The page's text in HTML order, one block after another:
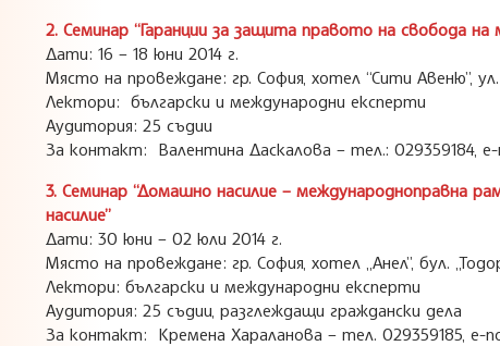
2. Семинар “Гаранции за защита правото на свобода
Дати: 16 – 18 юни 2014 г.
Място на провеждане: гр. София, хотел “Сити Авеню”,
Лектори: български и международни експерти
Аудитория: 25 съдии
За контакт: Валентина Даскалова – тел.: 029359184, е-
3. Семинар “Домашно насилие – международноправна
насилие”
Дати: 30 юни – 02 юли 2014 г.
Място на провеждане: гр. София, хотел „Анел”, бул.
Лектори: български и международни експерти
Аудитория: 25 съдии, разглеждащи граждански дела
За контакт: Кремена Хараланова – тел. 029359185, е-